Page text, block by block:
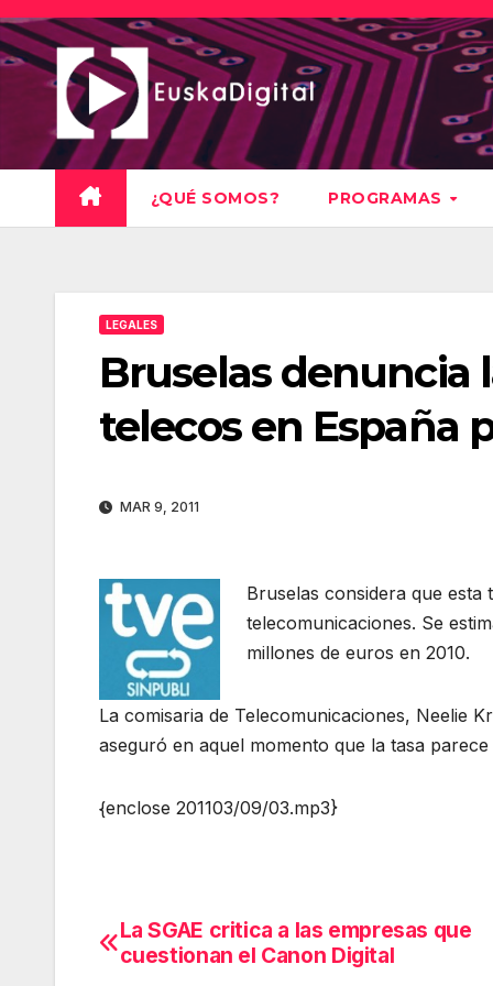
Saltar
al
contenido
¿QUÉ SOMOS? PROGRAMAS
LEGALES
Bruselas denuncia
telecos en España
MAR 9, 2011
Bruselas considera que esta
telecomunicaciones. Se
millones de euros en 2010.
La comisaria de Telecomunicaciones, Neelie
aseguró en aquel momento que la tasa
{enclose 201103/09/03.mp3}
Navegación
La SGAE critica a las empresas que
cuestionan el Canon Digital